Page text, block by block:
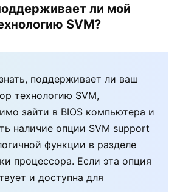
ли мой
SVM?
поддерживает ли ваш
технологию SVM,
зайти в BIOS компьютера и
наличие опции SVM support
функции в разделе
процессора. Если эта опция
и доступна для